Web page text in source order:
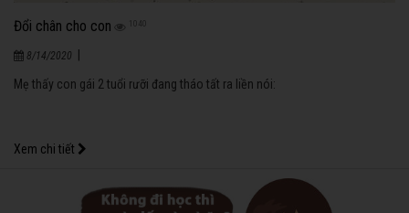
Đổi chân cho con 1040
8/14/2020
Mẹ thấy con gái 2 tuổi rưỡi đang tháo tất ra liền nói:
Xem chi tiết